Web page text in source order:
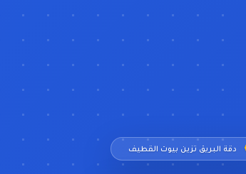
دقة البريق تزين بيوت القطيف